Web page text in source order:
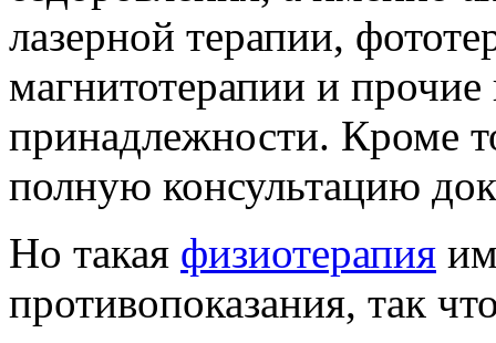
лазерной терапии,
магнитотерапии и
принадлежности. Кроме
полную консультацию
Но такая физиотерапия
противопоказания, так